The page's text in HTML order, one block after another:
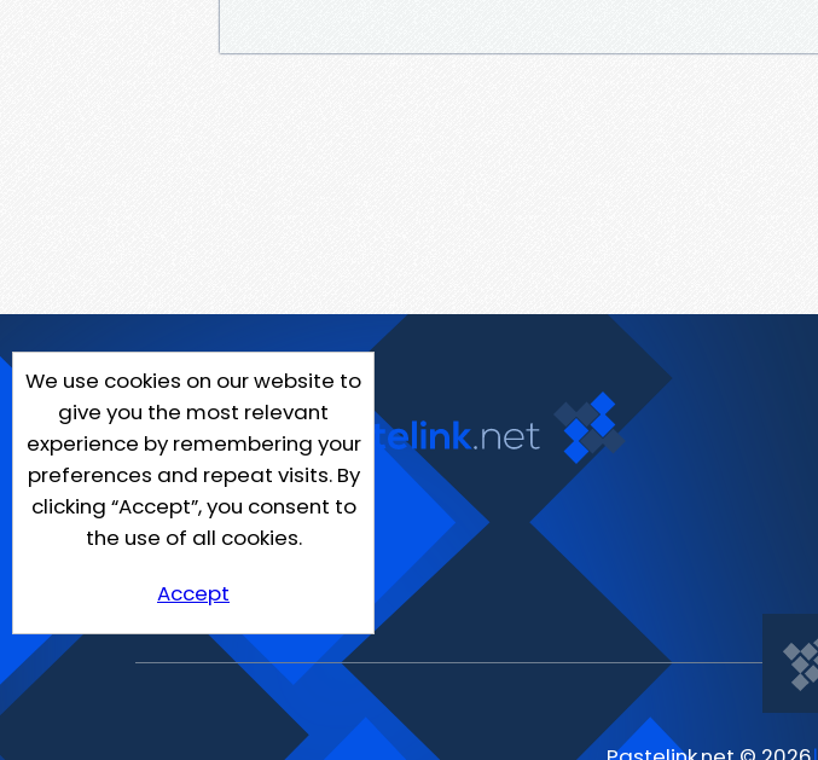
We use cookies on our website to
give you the most relevant
experience by remembering your
preferences and repeat visits. By
clicking “Accept”, you consent to
the use of all cookies.
Accept